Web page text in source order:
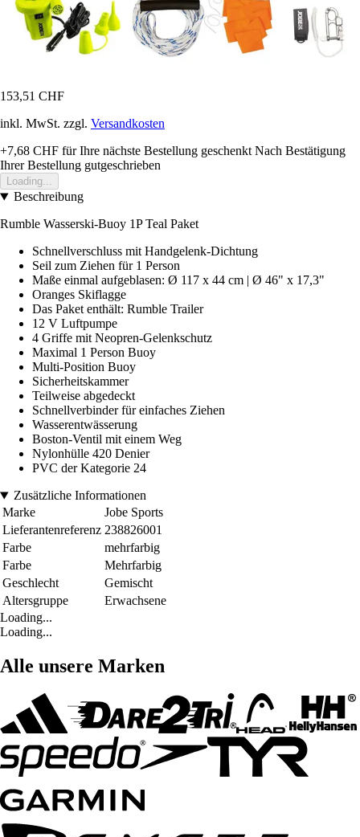
153,51 CHF
inkl. MwSt. zzgl. Versandkosten
+7,68 CHF für Ihre nächste Bestellung geschenkt Nach Bestätigung
Ihrer Bestellung gutgeschrieben
Loading...
Beschreibung
Rumble Wasserski-Buoy 1P Teal Paket
Schnellverschluss mit Handgelenk-Dichtung
Seil zum Ziehen für 1 Person
Maße einmal aufgeblasen: Ø 117 x 44 cm | Ø 46" x 17,3"
Oranges Skiflagge
Das Paket enthält: Rumble Trailer
12 V Luftpumpe
4 Griffe mit Neopren-Gelenkschutz
Maximal 1 Person Buoy
Multi-Position Buoy
Sicherheitskammer
Teilweise abgedeckt
Schnellverbinder für einfaches Ziehen
Wasserentwässerung
Boston-Ventil mit einem Weg
Nylonhülle 420 Denier
PVC der Kategorie 24
Zusätzliche Informationen
Marke
Jobe Sports
Lieferantenreferenz 238826001
Farbe
mehrfarbig
Farbe
Mehrfarbig
Geschlecht
Gemischt
Altersgruppe
Erwachsene
Loading...
Loading...
Alle unsere Marken